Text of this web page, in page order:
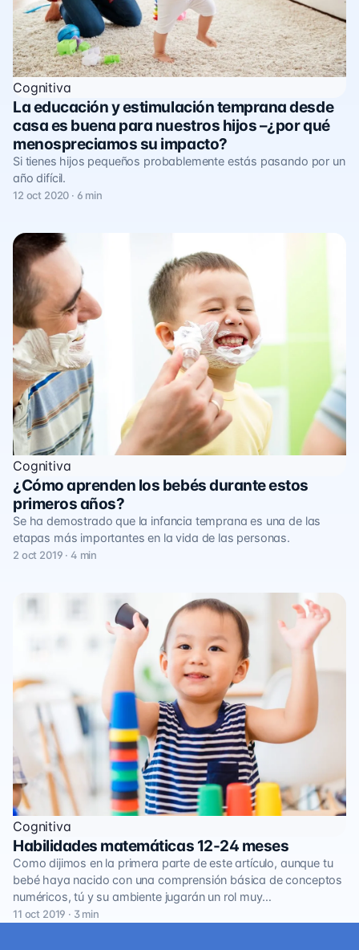
Cognitiva
La educación y estimulación temprana desde
casa es buena para nuestros hijos –¿por qué
menospreciamos su impacto?
Si tienes hijos pequeños probablemente estás pasando por un
año difícil.
12 oct 2020 · 6 min
Cognitiva
¿Cómo aprenden los bebés durante estos
primeros años?
Se ha demostrado que la infancia temprana es una de las
etapas más importantes en la vida de las personas.
2 oct 2019 · 4 min
Cognitiva
Habilidades matemáticas 12-24 meses
Como dijimos en la primera parte de este artículo, aunque tu
bebé haya nacido con una comprensión básica de conceptos
numéricos, tú y su ambiente jugarán un rol muy…
11 oct 2019 · 3 min